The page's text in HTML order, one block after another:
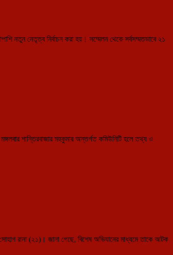
নতুন নেতৃত্ব নির্বাচন করা হয়। সম্মেলন থেকে সর্বসম্মতভাবে ২১
শান্তিরবাজার মহকুমার অন্তর্গত কমিউনিটি হলে তথ্য ও
রানা (২১)। জানা গেছে, বিশেষ অভিযানের মাধ্যমে তাকে আটক